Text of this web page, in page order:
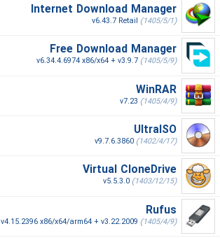
Internet Download Manager
v6.43.7 Retail (1405/5/1)
Free Download Manager
v6.34.4.6974 x86/x64 + v3.9.7 (1405/5/9)
WinRAR
v7.23 (1405/4/9)
UltraISO
v9.7.6.3860 (1402/4/17)
Virtual CloneDrive
v5.5.3.0 (1403/12/15)
Rufus
v4.15.2396 x86/x64/arm64 + v3.22.2009 (1405/4/9)